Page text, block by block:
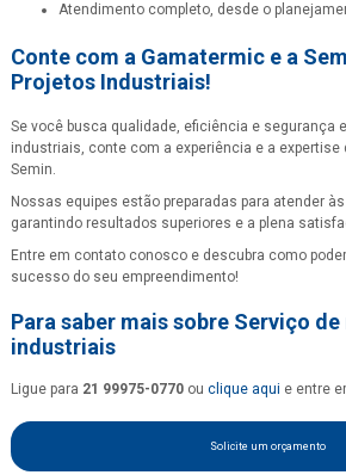
Atendimento completo, desde o
Conte com a Gamatermic e a
Projetos Industriais!
Se você busca qualidade, eficiência e segurança
industriais, conte com a experiência e a expertise
Semin.
Nossas equipes estão preparadas para atender
garantindo resultados superiores e a plena
Entre em contato conosco e descubra como
sucesso do seu empreendimento!
Para saber mais sobre Serviço
industriais
Ligue para 21 99975-0770 ou clique aqui e entre
Solicite um orçamento